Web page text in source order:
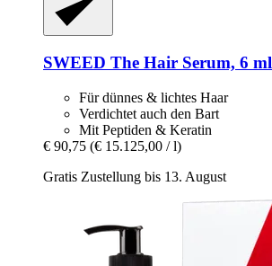
SWEED The Hair Serum, 6 ml
Für dünnes & lichtes Haar
Verdichtet auch den Bart
Mit Peptiden & Keratin
€ 90,75 (€ 15.125,00 / l)
Gratis Zustellung bis 13. August